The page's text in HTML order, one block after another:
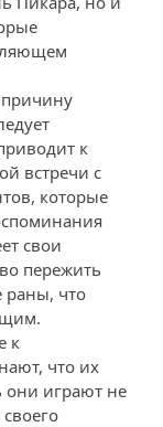
к
встречи с
которые
свои
пережить
раны, что
к
что их
они играют не